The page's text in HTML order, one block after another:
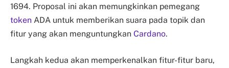
1694. Proposal ini akan memungkinkan pemegang
token ADA untuk memberikan suara pada topik dan
fitur yang akan menguntungkan Cardano.
Langkah kedua akan memperkenalkan fitur-fitur baru,